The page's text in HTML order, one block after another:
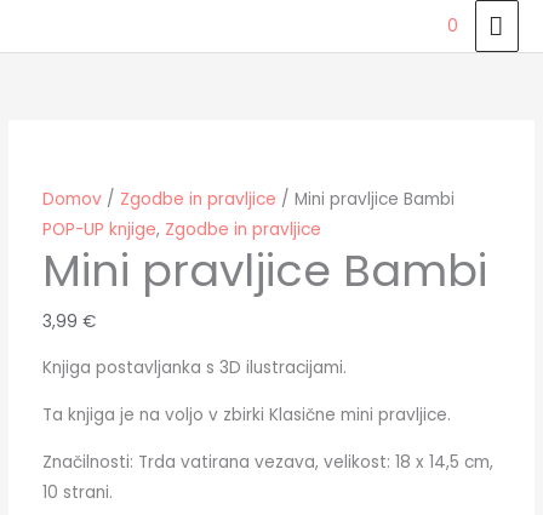
0
Domov/ Zgodbe in pravljice / Mini pravljice Bambi
POP-UP knjige, Zgodbe in pravljice
Mini pravljice Bambi
3,99 €
Knjiga postavljanka s 3D ilustracijami.
Ta knjiga je na voljo v zbirki Klasične mini pravljice.
Značilnosti: Trda vatirana vezava, velikost: 18 x 14,5 cm,
10 strani.